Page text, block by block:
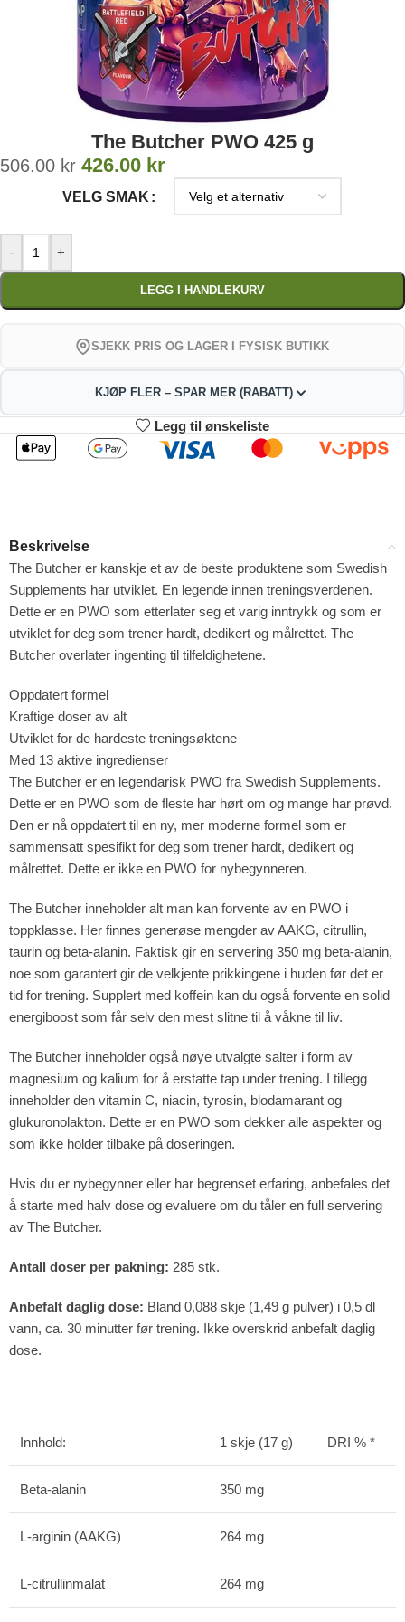
The Butcher PWO 425 g
506.00kr 426.00 kr
VELG SMAK
- +
LEGG I HANDLEKURV
SJEKK PRIS OG LAGER I FYSISK BUTIKK
KJØP FLER – SPAR MER (RABATT)
2
421.74
kr
3-4
417.48
4%
Legg til ønskeliste
Beskrivelse
The Butcher er kanskje et av de beste produktene som Swedish
Supplements har utviklet. En legende innen treningsverdenen.
Dette er en PWO som etterlater seg et varig inntrykk og som er
utviklet for deg som trener hardt, dedikert og målrettet. The
Butcher overlater ingenting til tilfeldighetene.
Oppdatert formel
Kraftige doser av alt
Utviklet for de hardeste treningsøktene
Med 13 aktive ingredienser
The Butcher er en legendarisk PWO fra Swedish Supplements.
Dette er en PWO som de fleste har hørt om og mange har prøvd.
Den er nå oppdatert til en ny, mer moderne formel som er
sammensatt spesifikt for deg som trener hardt, dedikert og
målrettet. Dette er ikke en PWO for nybegynneren.
The Butcher inneholder alt man kan forvente av en PWO i
toppklasse. Her finnes generøse mengder av AAKG, citrullin,
taurin og beta-alanin. Faktisk gir en servering 350 mg beta-alanin,
noe som garantert gir de velkjente prikkingene i huden før det er
tid for trening. Supplert med koffein kan du også forvente en solid
energiboost som får selv den mest slitne til å våkne til liv.
The Butcher inneholder også nøye utvalgte salter i form av
magnesium og kalium for å erstatte tap under trening. I tillegg
inneholder den vitamin C, niacin, tyrosin, blodamarant og
glukuronolakton. Dette er en PWO som dekker alle aspekter og
som ikke holder tilbake på doseringen.
Hvis du er nybegynner eller har begrenset erfaring, anbefales det
å starte med halv dose og evaluere om du tåler en full servering
av The Butcher.
Antall doser per pakning: 285 stk.
Anbefalt daglig dose: Bland 0,088 skje (1,49 g pulver) i 0,5 dl
vann, ca. 30 minutter før trening. Ikke overskrid anbefalt daglig
dose.
Innhold: 1 skje (17 g) DRI % *
Beta-alanin 350 mg
L-arginin (AAKG) 264 mg
L-citrullinmalat 264 mg